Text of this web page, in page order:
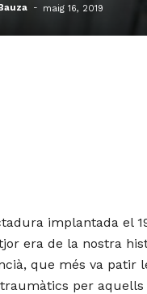
- maig 16, 2019
implantada el
era de la nostra
que més va patir
per